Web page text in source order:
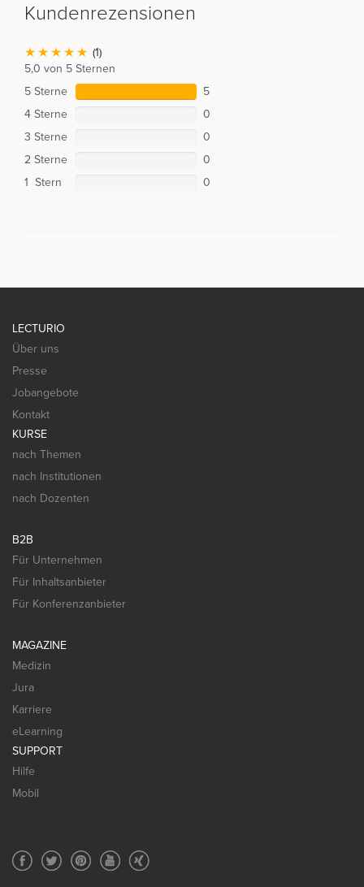
Kundenrezensionen
(1)
5,0 von 5 Sternen
5 Sterne
5
4 Sterne
0
3 Sterne
0
2 Sterne
0
1 Stern
0
LECTURIO
Über uns
Presse
Jobangebote
Kontakt
KURSE
nach Themen
nach Institutionen
nach Dozenten
B2B
Für Unternehmen
Für Inhaltsanbieter
Für Konferenzanbieter
MAGAZINE
Medizin
Jura
Karriere
eLearning
SUPPORT
Hilfe
Mobil